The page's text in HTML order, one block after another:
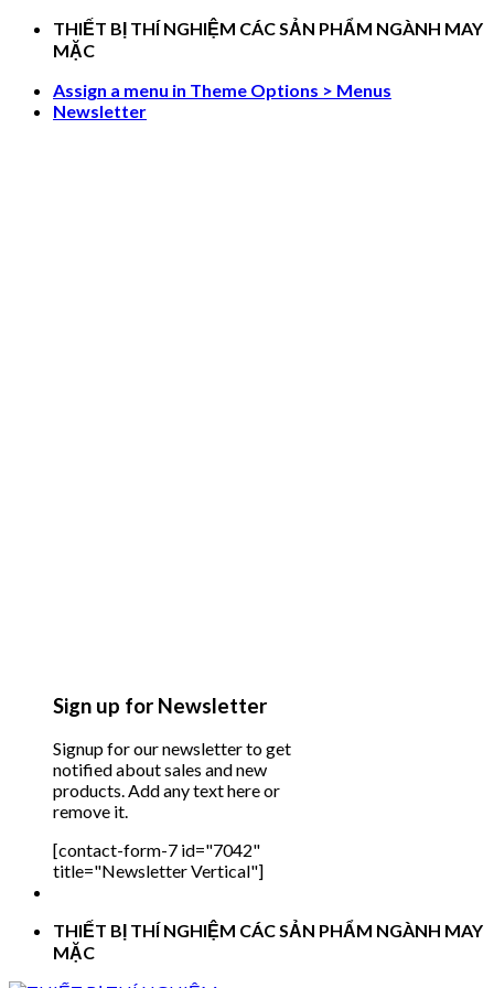
Skip
THIẾT BỊ THÍ NGHIỆM CÁC SẢN PHẨM NGÀNH MAY
MẶC
Assign a menu in Theme Options > Menus
Newsletter
Sign up for Newsletter
Signup for our newsletter to get
notified about sales and new
products. Add any text here or
remove it.
[contact-form-7 id="7042"
title="Newsletter Vertical"]
THIẾT BỊ THÍ NGHIỆM CÁC SẢN PHẨM NGÀNH MAY
MẶC